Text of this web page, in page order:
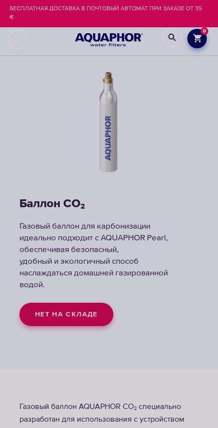
0
БЕСПЛАТНАЯ ДОСТАВКА В ПОЧТОВЫЙ АВТОМАТ ПРИ ЗАКАЗЕ ОТ 35
€
Баллон CO₂
Газовый баллон для карбонизации
идеально подходит с AQUAPHOR Pearl,
обеспечивая безопасный,
удобный и экологичный способ
наслаждаться домашней газированной
водой.
НЕТ НА СКЛАДЕ
Газовый баллон AQUAPHOR CO₂ специально
разработан для использования с устройством